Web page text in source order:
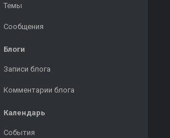
Темы
Сообщения
Блоги
Записи блога
Комментарии блога
Календарь
События